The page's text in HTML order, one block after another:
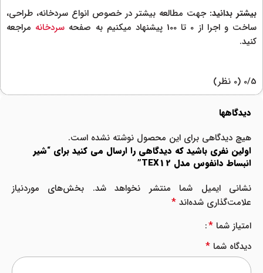
بیشتر بدانید: جهت مطالعه بیشتر در خصوص انواع سردخانه، طراحی،
ساخت و اجرا از 0 تا 100 پیشنهاد میکنیم به صفحه
سردخانه مراجعه
کنید.
‫0/5 ‫(0 نظر)
دیدگاهها
هیچ دیدگاهی برای این محصول نوشته نشده است.
اولین نفری باشید که دیدگاهی را ارسال می کنید برای “شیر
انبساط دانفوس مدل TEX12”
نشانی ایمیل شما منتشر نخواهد شد.
بخش‌های موردنیاز
علامت‌گذاری شده‌اند *
امتیاز شما *
دیدگاه شما *